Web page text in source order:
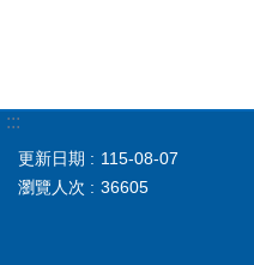
:::
更新日期
115-08-07
瀏覽人次
36605